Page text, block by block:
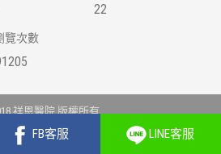
22
覽次數
祥恩醫院 版權所有
網站建置 /富群資訊
FB客服 LINE客服